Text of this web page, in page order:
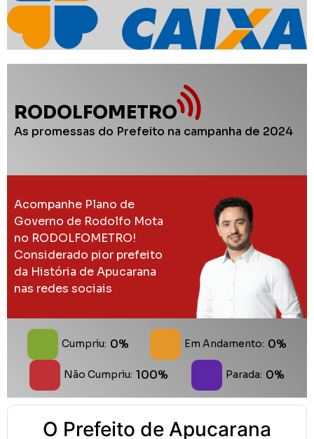
RODOLFOMETRO
As promessas do Prefeito na campanha de 2024
Acompanhe Plano de
Governo de Rodolfo Mota
no RODOLFOMETRO!
Considerado pior prefeito
da História de Apucarana
nas redes sociais
Cumpriu: 0% Em Andamento: 0%
Não Cumpriu: 100% Parada: 0%
O Prefeito de Apucarana